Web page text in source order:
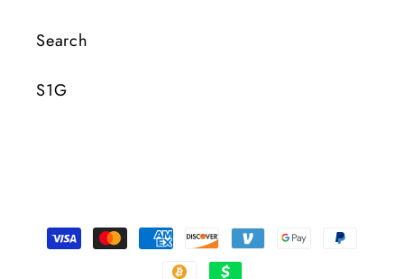
Search
S1G
Formas
de